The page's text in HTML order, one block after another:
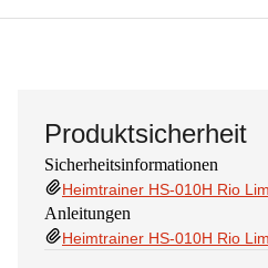
Produktsicherheit
Sicherheitsinformationen
Heimtrainer HS-010H Rio
Anleitungen
Heimtrainer HS-010H Rio